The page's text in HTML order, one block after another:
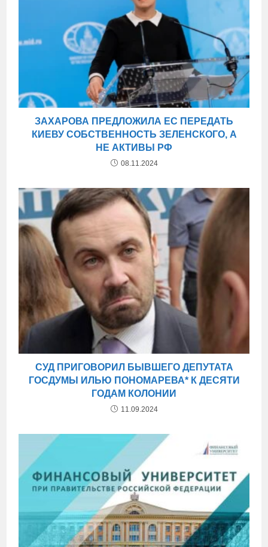
ЗАХАРОВА ПРЕДЛОЖИЛА ЕС ПЕРЕДАТЬ
КИЕВУ СОБСТВЕННОСТЬ ЗЕЛЕНСКОГО, А
НЕ АКТИВЫ РФ
08.11.2024
СУД ПРИГОВОРИЛ БЫВШЕГО ДЕПУТАТА
ГОСДУМЫ ИЛЬЮ ПОНОМАРЕВА* К ДЕСЯТИ
ГОДАМ КОЛОНИИ
11.09.2024